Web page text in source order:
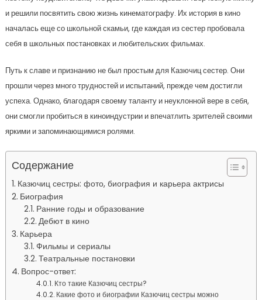
и решили посвятить свою жизнь кинематографу. Их история в кино
началась еще со школьной скамьи, где каждая из сестер пробовала
себя в школьных постановках и любительских фильмах.
Путь к славе и признанию не был простым для Казючиц сестер. Они
прошли через много трудностей и испытаний, прежде чем достигли
успеха. Однако, благодаря своему таланту и неуклонной вере в себя,
они смогли пробиться в киноиндустрии и впечатлить зрителей своими
яркими и запоминающимися ролями.
Содержание
Казючиц сестры: фото, биография и карьера актрисы
Биография
Ранние годы и образование
Дебют в кино
Карьера
Фильмы и сериалы
Театральные постановки
Вопрос-ответ:
Кто такие Казючиц сестры?
Какие фото и биографии Казючиц сестры можно